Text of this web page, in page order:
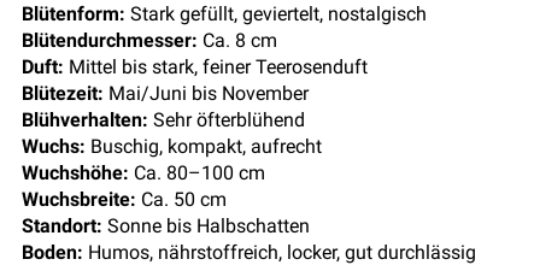
Blütenform: Stark gefüllt, geviertelt, nostalgisch
Blütendurchmesser: Ca. 8 cm
Duft: Mittel bis stark, feiner Teerosenduft
Blütezeit: Mai/Juni bis November
Blühverhalten: Sehr öfterblühend
Wuchs: Buschig, kompakt, aufrecht
Wuchshöhe: Ca. 80–100 cm
Wuchsbreite: Ca. 50 cm
Standort: Sonne bis Halbschatten
Boden: Humos, nährstoffreich, locker, gut durchlässig